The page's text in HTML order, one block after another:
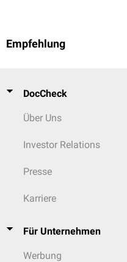
Empfehlung
DocCheck
Über Uns
Investor Relations
Presse
Karriere
Für Unternehmen
Werbung